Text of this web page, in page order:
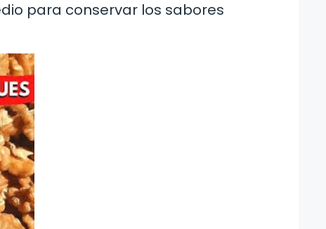
para conservar los sabores